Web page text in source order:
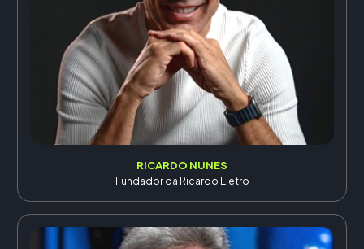
RICARDO NUNES
Fundador da Ricardo Eletro